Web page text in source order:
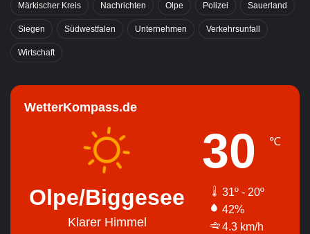
Märkischer Kreis Nachrichten Olpe Polizei Sauerland
Siegen Südwestfalen Unternehmen Verkehrsunfall
Wirtschaft
WetterKompass.de
Olpe/Biggesee
Klarer Himmel
30 ℃
31º - 20º
42%
4.3 km/h